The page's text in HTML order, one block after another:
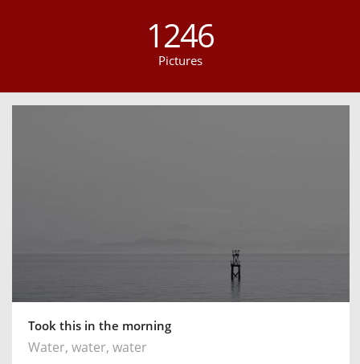
1246
Pictures
Took this in the morning
Water, water, water